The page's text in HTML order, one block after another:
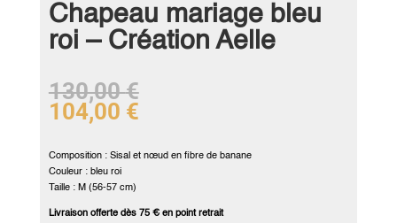
Chapeau mariage bleu
roi – Création Aelle
130,00€
104,00 €
Composition : Sisal et nœud en fibre de banane
Couleur : bleu roi
Taille : M (56-57 cm)
Livraison offerte dès 75 € en point retrait